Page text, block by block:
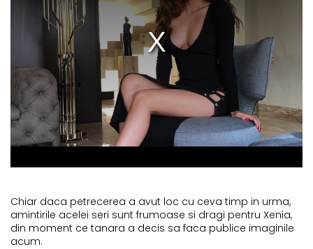
Chiar daca petrecerea a avut loc cu ceva timp in urma,
amintirile acelei seri sunt frumoase si dragi pentru Xenia,
din moment ce tanara a decis sa faca publice imaginile
acum.